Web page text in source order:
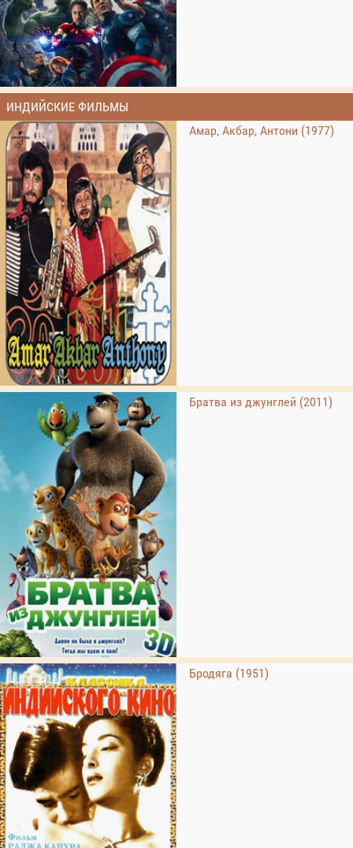
ИНДИЙСКИЕ ФИЛЬМЫ
Амар, Акбар, Антони (1977)
Братва из джунглей (2011)
Бродяга (1951)